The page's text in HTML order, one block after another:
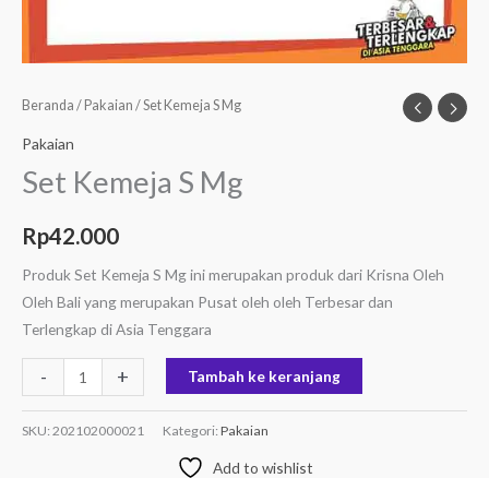
Beranda / Pakaian / Set Kemeja S Mg
Pakaian
Set Kemeja S Mg
Rp42.000
Produk Set Kemeja S Mg ini merupakan produk dari Krisna Oleh
Oleh Bali yang merupakan Pusat oleh oleh Terbesar dan
Terlengkap di Asia Tenggara
- + Tambah ke keranjang
SKU: 202102000021 Kategori: Pakaian
Add to wishlist